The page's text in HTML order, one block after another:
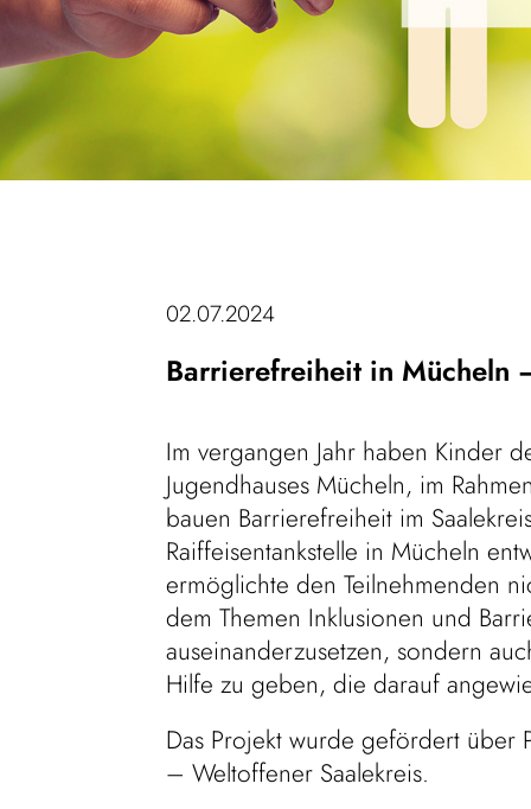
02.07.2024
Barrierefreiheit in Mücheln
Im vergangen Jahr haben Kinder
Jugendhauses Mücheln, im
bauen Barrierefreiheit im
Raiffeisentankstelle in Mücheln
ermöglichte den Teilnehmenden
dem Themen Inklusionen und
auseinanderzusetzen, sondern
Hilfe zu geben, die darauf
Das Projekt wurde gefördert über
– Weltoffener Saalekreis.